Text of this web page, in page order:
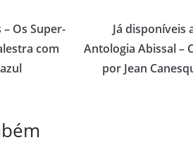
Os Super-
com
Já disponíveis
Antologia Abissal –
por Jean